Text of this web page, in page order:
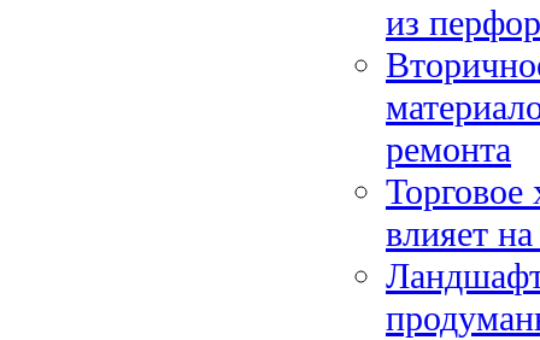
из
ремонта
Торговое
влияет